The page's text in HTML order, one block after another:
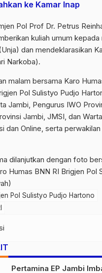
ke Kamar Inap
Pol Prof Dr. Petrus
kuliah umum kepada
dan mendeklarasikan
Narkoba).
malam bersama Karo
Pol Sulistyo Pudjo
Jambi, Pengurus IWO
Jambi, JMSI, dan
dan Online, serta perwakilan
dilanjutkan dengan foto
Humas BNN RI Brigjen Pol
Pol Sulistyo Pudjo Hartono
Pertamina EP Jambi